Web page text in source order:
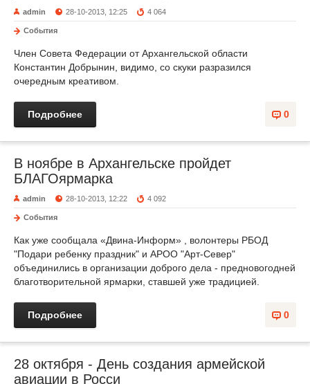
admin 28-10-2013, 12:25 4 064
События
Член Совета Федерации от Архангельской области
Константин Добрынин, видимо, со скуки разразился
очередным креативом.
0
Подробнее
В ноябре в Архангельске пройдет
БЛАГОярмарка
admin 28-10-2013, 12:22 4 092
События
Как уже сообщала «Двина-Информ» , волонтеры РБОД
"Подари ребенку праздник" и АРОО "Арт-Север"
объединились в организации доброго дела - предновогодней
благотворительной ярмарки, ставшей уже традицией.
0
Подробнее
28 октября - День создания армейской
авиации в Росси